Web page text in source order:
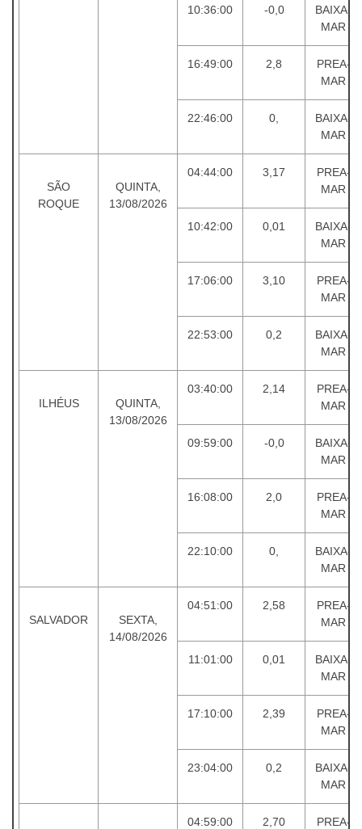
10:36:00 -0,0
BAIXA-
MAR
16:49:00 2,8
PREA-
MAR
22:46:00 0,
BAIXA-
MAR
SÃO
ROQUE
QUINTA,
13/08/2026
04:44:00 3,17
PREA-
MAR
10:42:00 0,01
BAIXA-
MAR
17:06:00 3,10
PREA-
MAR
22:53:00 0,2
BAIXA-
MAR
ILHÉUS
QUINTA,
13/08/2026
03:40:00 2,14
PREA-
MAR
09:59:00 -0,0
BAIXA-
MAR
16:08:00 2,0
PREA-
MAR
22:10:00 0,
BAIXA-
MAR
SALVADOR
SEXTA,
14/08/2026
04:51:00 2,58
PREA-
MAR
11:01:00 0,01
BAIXA-
MAR
17:10:00 2,39
PREA-
MAR
23:04:00 0,2
BAIXA-
MAR
04:59:00 2,70
PREA-